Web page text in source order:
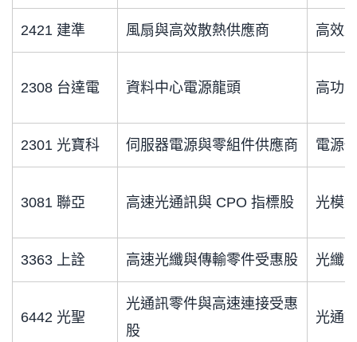
2421 建準 風扇與高效散熱供應商 高效
2308 台達電 資料中心電源龍頭 高功
2301 光寶科 伺服器電源與零組件供應商 電源
3081 聯亞 高速光通訊與 CPO 指標股 光模
3363 上詮 高速光纖與傳輸零件受惠股 光纖
6442 光聖
光通訊零件與高速連接受惠
股
光通